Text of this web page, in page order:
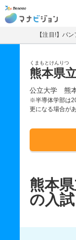
マナ
【注目!】パ
くまもとけんりつ
熊本県
公立大学 熊
※半導体学部は
更になる場合が
熊本
の入試